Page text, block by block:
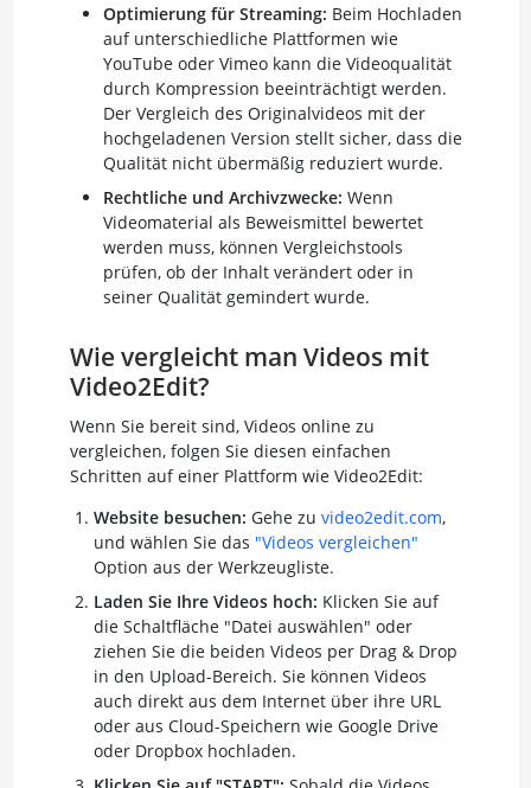
Optimierung für Streaming: Beim Hochladen
auf unterschiedliche Plattformen wie
YouTube oder Vimeo kann die Videoqualität
durch Kompression beeinträchtigt werden.
Der Vergleich des Originalvideos mit der
hochgeladenen Version stellt sicher, dass die
Qualität nicht übermäßig reduziert wurde.
Rechtliche und Archivzwecke: Wenn
Videomaterial als Beweismittel bewertet
werden muss, können Vergleichstools
prüfen, ob der Inhalt verändert oder in
seiner Qualität gemindert wurde.
Wie vergleicht man Videos mit
Video2Edit?
Wenn Sie bereit sind, Videos online zu
vergleichen, folgen Sie diesen einfachen
Schritten auf einer Plattform wie Video2Edit:
Website besuchen: Gehe zu video2edit.com,
und wählen Sie das "Videos vergleichen"
Option aus der Werkzeugliste.
Laden Sie Ihre Videos hoch: Klicken Sie auf
die Schaltfläche "Datei auswählen" oder
ziehen Sie die beiden Videos per Drag & Drop
in den Upload-Bereich. Sie können Videos
auch direkt aus dem Internet über ihre URL
oder aus Cloud-Speichern wie Google Drive
oder Dropbox hochladen.